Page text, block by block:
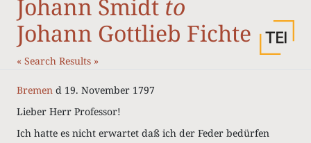
Johann Smidt to
Johann Gottlieb Fichte
« Search Results »
Bremen d 19. November 1797
Lieber Herr Professor!
Ich hatte es nicht erwartet daß ich der Feder bedürfen